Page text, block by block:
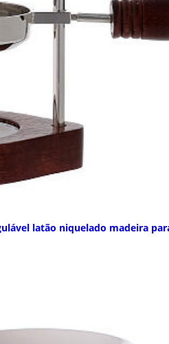
latão niquelado madeira